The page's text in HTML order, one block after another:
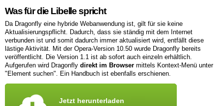
Was für die Libelle spricht
Da Dragonfly eine hybride Webanwendung ist, gilt für sie keine
Aktualisierungspflicht. Dadurch, dass sie ständig mit dem Internet
verbunden ist und somit dadurch immer aktualisiert wird, entfällt diese
lästige Aktivität. Mit der Opera-Version 10.50 wurde Dragonfly bereits
veröffentlicht. Die Version 1.1 ist ab sofort auch einzeln erhältlich.
Aufgerufen wird Dragonfly direkt im Browser mittels Kontext-Menü unter
"Element suchen". Ein Handbuch ist ebenfalls erschienen.
Jetzt herunterladen